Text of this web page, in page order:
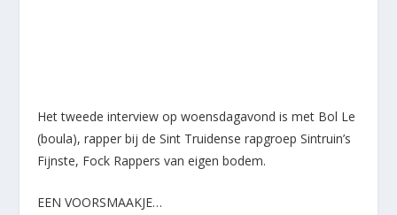
Het tweede interview op woensdagavond is met Bol Le
(boula), rapper bij de Sint Truidense rapgroep Sintruin’s
Fijnste, Fock Rappers van eigen bodem.
EEN VOORSMAAKJE…